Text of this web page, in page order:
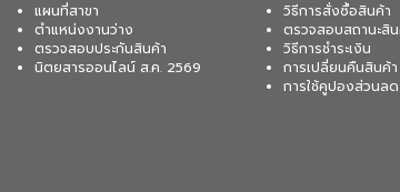
แผนที่สาขา
ตำแหน่งงานว่าง
ตรวจสอบประกันสินค้า
นิตยสารออนไลน์ ส.ค. 2569
วิธีการสั่งซื้อสินค้า
ตรวจสอบสถานะสิ
วิธีการชำระเงิน
การเปลี่ยนคืนสินค้า
การใช้คูปองส่วนลด